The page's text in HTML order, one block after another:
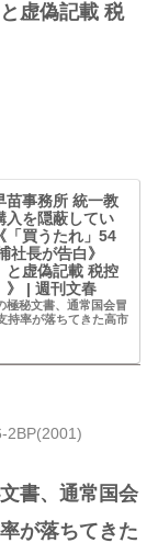
虚偽記載 税
苗事務所 統一教
入を隠蔽してい
「買うたれ」54
社長が告白》
と虚偽記載 税控
》 | 週刊文春
極秘文書、通常国会冒
持率が落ちてきた高市
2BP(2001)
書、通常国会
が落ちてきた